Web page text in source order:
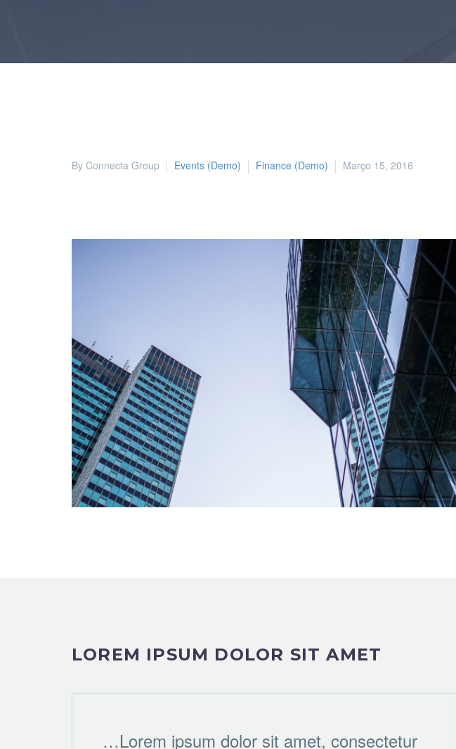
By Connecta Group Events (Demo) Finance (Demo) Março 15, 2016
LOREM IPSUM DOLOR SIT AMET
…Lorem ipsum dolor sit amet, consectetur